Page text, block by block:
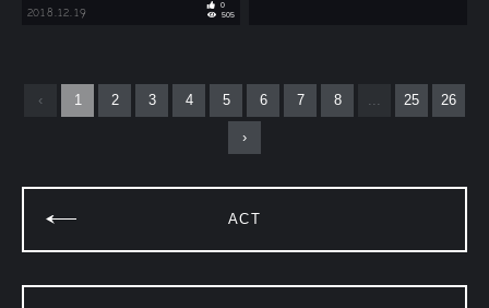
2018.12.19
0
505
‹ 1 2 3 4 5 6 7 8 ... 25 26
›
ACT